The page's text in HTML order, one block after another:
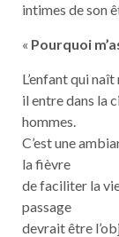
intimes de son
« Pourquoi
L’enfant qui
il entre dans la
hommes.
C’est une
la fièvre
de faciliter la
passage
devrait être